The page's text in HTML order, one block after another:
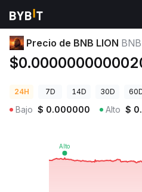
Precios de Criptomonedas Precio
Precio de BNB LION
24H 7D 14D 30D
Bajo $ 0.000000 Alto $